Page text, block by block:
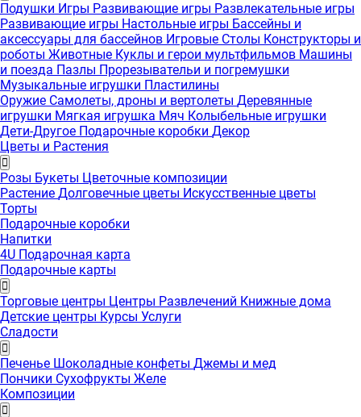
Подушки Игры Развивающие игры Развлекательные игры
Развивающие игры Настольные игры Бассейны и
аксессуары для бассейнов Игровые Столы Конструкторы и
роботы Животные Куклы и герои мультфильмов Машины
и поезда Пазлы Прорезывательи и погремушки
Музыкальные игрушки Пластилины
Оружие Самолеты, дроны и вертолеты Деревянные
игрушки Мягкая игрушка Мяч Колыбельные игрушки
Дети-Другое Подарочные коробки Декор
Цветы и Растения
Розы Букеты Цветочные композиции
Растение Долговечные цветы Искусственные цветы
Торты
Подарочные коробки
Напитки
4U Подарочная карта
Подарочные карты
Торговые центры Центры Развлечений Книжные дома
Детские центры Курсы Услуги
Сладости
Печенье Шоколадные конфеты Джемы и мед
Пончики Сухофрукты Желе
Композиции